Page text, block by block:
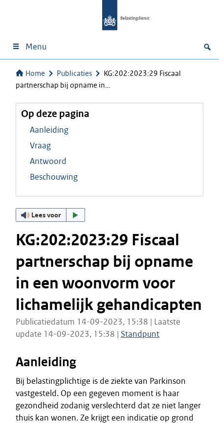
Menu
Home Publicaties
KG:202:2023:29 Fiscaal
partnerschap bij opname in…
Op deze pagina
Aanleiding
Vraag
Antwoord
Beschouwing
Lees voor
KG:202:2023:29 Fiscaal
partnerschap bij opname
in een woonvorm voor
lichamelijk gehandicapten
Publicatiedatum 14-09-2023, 15:38 | Laatste
update 14-09-2023, 15:38 | Standpunt
Aanleiding
Bij belastingplichtige is de ziekte van Parkinson
vastgesteld. Op een gegeven moment is haar
gezondheid zodanig verslechterd dat ze niet langer
thuis kan wonen. Ze krijgt een indicatie op grond